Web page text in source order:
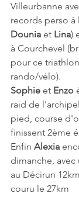
Villeurbanne
records perso à
Dounia et Lina)
à Courchevel
pour ce
rando/vélo).
Sophie et Enzo
raid de
pied, course
finissent 2ème
Enfin Alexia
dimanche,
au Décirun
couru le 27km